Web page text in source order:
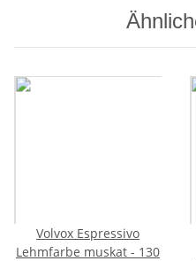
Volvox Espressivo
Lehmfarbe muskat - 130